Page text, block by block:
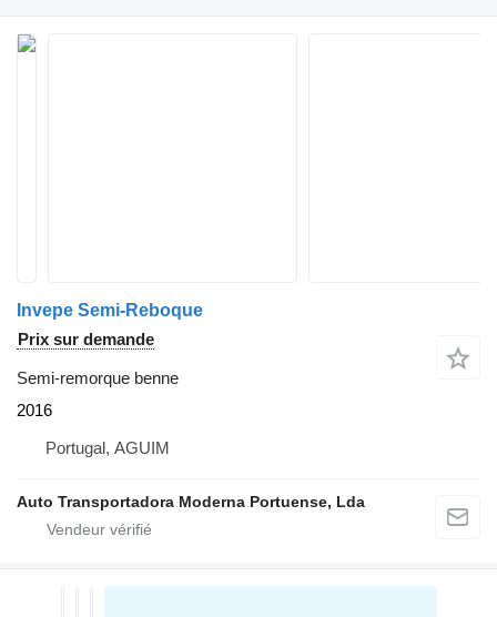
Invepe Semi-Reboque
Prix sur demande
Semi-remorque benne
2016
Portugal, AGUIM
Auto Transportadora Moderna Portuense, Lda